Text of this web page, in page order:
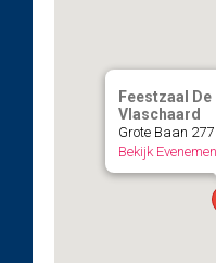
Feestzaal De
Vlaschaard
Grote Baan
Bekijk